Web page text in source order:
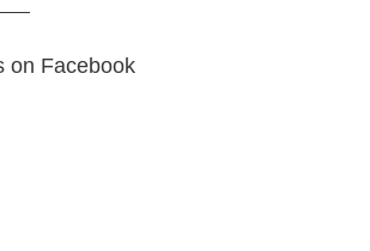
on Facebook